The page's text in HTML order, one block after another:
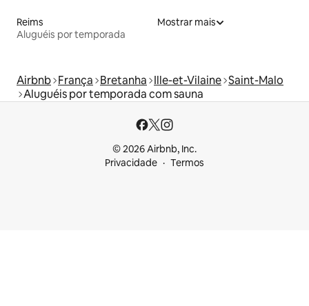
Reims
Aluguéis por temporada
Mostrar mais
Airbnb França Bretanha Ille-et-Vilaine Saint-Malo
Aluguéis por temporada com sauna
© 2026 Airbnb, Inc.
Privacidade
Termos